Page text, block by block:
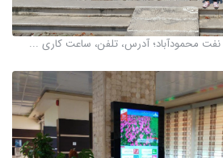
محمودآباد؛ آدرس، تلفن، ساعت کاری ...